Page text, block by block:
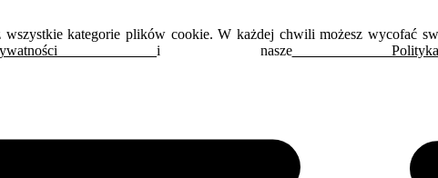
kategorie plików cookie. W każdej chwili możesz wycofać
i naszePolityka